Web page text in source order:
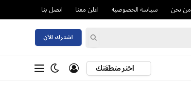
من نحن سياسة الخصوصية اعلن معنا اتصل بنا
اشترك الآن
اختر منطقتك